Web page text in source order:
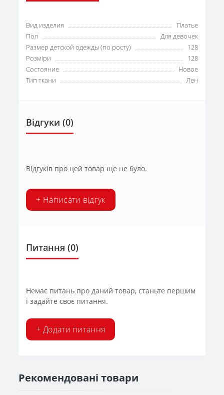
Вид изделия
Платье
Пол
Для девочек
Размер детской одежды (по росту)
128
Розміри
128
Состояние
Новое
Тип ткани
Лен
Відгуки (0)
Відгуків про цей товар ще не було.
+ Написати відгук
Питання (0)
Немає питань про даний товар, станьте першим
і задайте своє питання.
+ Додати питання
Рекомендовані товари